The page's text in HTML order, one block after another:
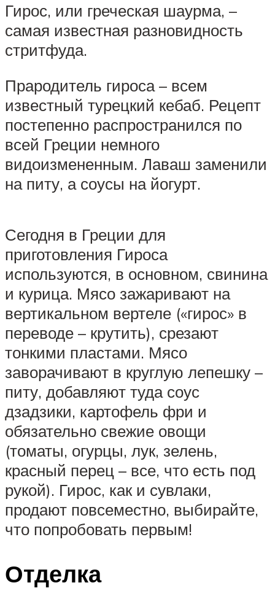
Гирос, или греческая шаурма, –
самая известная разновидность
стритфуда.
Прародитель гироса – всем
известный турецкий кебаб. Рецепт
постепенно распространился по
всей Греции немного
видоизмененным. Лаваш заменили
на питу, а соусы на йогурт.
Сегодня в Греции для
приготовления Гироса
используются, в основном, свинина
и курица. Мясо зажаривают на
вертикальном вертеле («гирос» в
переводе – крутить), срезают
тонкими пластами. Мясо
заворачивают в круглую лепешку –
питу, добавляют туда соус
дзадзики, картофель фри и
обязательно свежие овощи
(томаты, огурцы, лук, зелень,
красный перец – все, что есть под
рукой). Гирос, как и сувлаки,
продают повсеместно, выбирайте,
что попробовать первым!
Отделка